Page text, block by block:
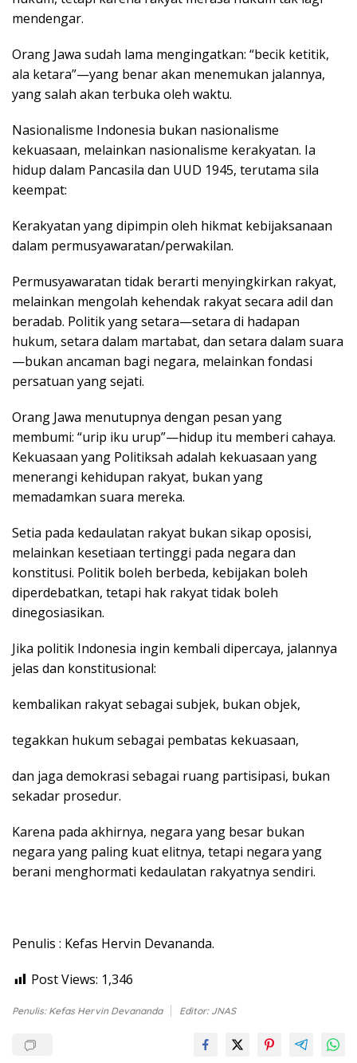
mendengar.
Orang Jawa sudah lama mengingatkan: “becik ketitik,
ala ketara”—yang benar akan menemukan jalannya,
yang salah akan terbuka oleh waktu.
Nasionalisme Indonesia bukan nasionalisme
kekuasaan, melainkan nasionalisme kerakyatan. Ia
hidup dalam Pancasila dan UUD 1945, terutama sila
keempat:
Kerakyatan yang dipimpin oleh hikmat kebijaksanaan
dalam permusyawaratan/perwakilan.
Permusyawaratan tidak berarti menyingkirkan rakyat,
melainkan mengolah kehendak rakyat secara adil dan
beradab. Politik yang setara—setara di hadapan
hukum, setara dalam martabat, dan setara dalam suara
—bukan ancaman bagi negara, melainkan fondasi
persatuan yang sejati.
Orang Jawa menutupnya dengan pesan yang
membumi: “urip iku urup”—hidup itu memberi cahaya.
Kekuasaan yang Politiksah adalah kekuasaan yang
menerangi kehidupan rakyat, bukan yang
memadamkan suara mereka.
Setia pada kedaulatan rakyat bukan sikap oposisi,
melainkan kesetiaan tertinggi pada negara dan
konstitusi. Politik boleh berbeda, kebijakan boleh
diperdebatkan, tetapi hak rakyat tidak boleh
dinegosiasikan.
Jika politik Indonesia ingin kembali dipercaya, jalannya
jelas dan konstitusional:
kembalikan rakyat sebagai subjek, bukan objek,
tegakkan hukum sebagai pembatas kekuasaan,
dan jaga demokrasi sebagai ruang partisipasi, bukan
sekadar prosedur.
Karena pada akhirnya, negara yang besar bukan
negara yang paling kuat elitnya, tetapi negara yang
berani menghormati kedaulatan rakyatnya sendiri.
Penulis : Kefas Hervin Devananda.
Post Views: 1,346
Penulis: Kefas Hervin Devananda Editor: JNAS